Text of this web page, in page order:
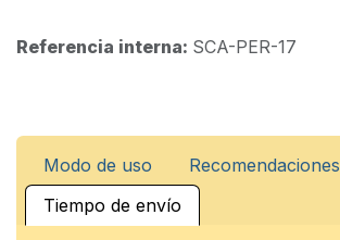
Referencia interna: SCA-PER-17
Modo de uso
Recomendaciones
Tiempo de envío